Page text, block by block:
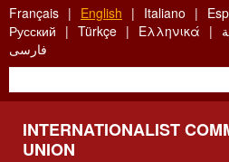
Skip
to
main
content
Français English Italiano
Русский
Türkçe Ελληνικά
فارسی
INTERNATIONALIST
UNION